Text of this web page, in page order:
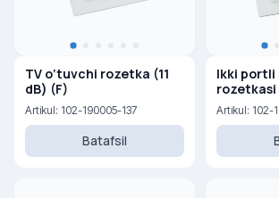
TV o‘tuvchi rozetka (11
dB) (F)
Artikul: 102-190005-137
Batafsil
Ikki
Artikul: 102-